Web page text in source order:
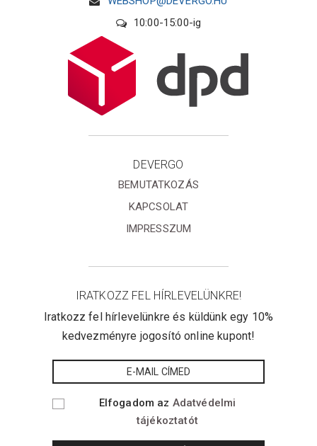
10:00-15:00-ig
DEVERGO
BEMUTATKOZÁS
KAPCSOLAT
IMPRESSZUM
IRATKOZZ FEL HÍRLEVELÜNKRE!
Iratkozz fel hírlevelünkre és küldünk egy 10%
kedvezményre jogosító online kupont!
Elfogadom az Adatvédelmi
tájékoztatót